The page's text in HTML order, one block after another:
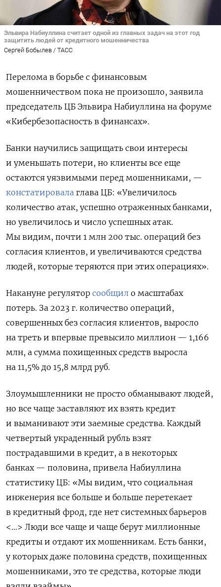
Эльвира Набиуллина считает одной из главных задач на этот год
защитить людей от кредитного мошенничества
Сергей Бобылев / ТАСС
Перелома в борьбе с финансовым
мошенничеством пока не произошло, заявила
председатель ЦБ Эльвира Набиуллина на форуме
«Кибербезопасность в финансах».
Банки научились защищать свои интересы
и уменьшать потери, но клиенты все еще
остаются уязвимыми перед мошенниками, —
констатировала глава ЦБ: «Увеличилось
количество атак, успешно отраженных банками,
но увеличилось и число успешных атак.
Мы видим, почти 1 млн 200 тыс. операций без
согласия клиентов, и увеличиваются средства
людей, которые теряются при этих операциях».
Накануне регулятор сообщил о масштабах
потерь. За 2023 г. количество операций,
совершенных без согласия клиентов, выросло
на треть и впервые превысило миллион — 1,166
млн, а сумма похищенных средств выросла
на 11,5% до 15,8 млрд руб.
Злоумышленники не просто обманывают людей,
но все чаще заставляют их взять кредит
и выманивают эти заемные средства. Каждый
четвертый украденный рубль взят
пострадавшими в кредит, а в некоторых
банках — половина, привела Набиуллина
статистику ЦБ: «Мы видим, что социальная
инженерия все больше и больше перетекает
в кредитный фрод, где нет системных барьеров
<…> Люди все чаще и чаще берут миллионные
кредиты и отдают их мошенникам. Есть банки,
у которых даже половина средств, похищенных
мошенниками, это те средства, которые люди